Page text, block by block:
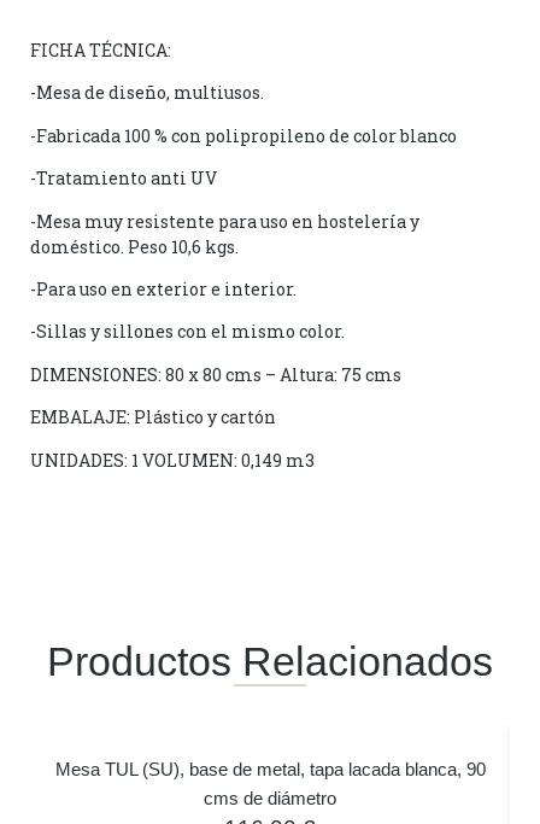
FICHA TÉCNICA:
-Mesa de diseño, multiusos.
-Fabricada 100 % con polipropileno de color blanco
-Tratamiento anti UV
-Mesa muy resistente para uso en hostelería y
doméstico. Peso 10,6 kgs.
-Para uso en exterior e interior.
-Sillas y sillones con el mismo color.
DIMENSIONES: 80 x 80 cms – Altura: 75 cms
EMBALAJE: Plástico y cartón
UNIDADES: 1 VOLUMEN: 0,149 m3
Productos Relacionados
Mesa TUL (SU), base de metal, tapa lacada blanca, 90
cms de diámetro